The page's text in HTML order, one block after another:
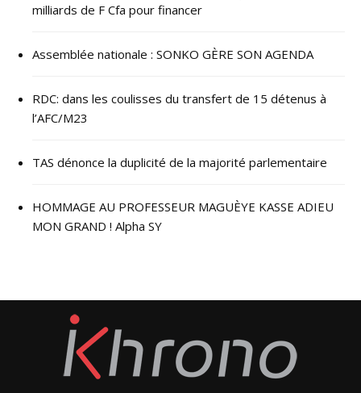
milliards de F Cfa pour financer
Assemblée nationale : SONKO GÈRE SON AGENDA
RDC: dans les coulisses du transfert de 15 détenus à
l’AFC/M23
TAS dénonce la duplicité de la majorité parlementaire
HOMMAGE AU PROFESSEUR MAGUÈYE KASSE ADIEU
MON GRAND ! Alpha SY